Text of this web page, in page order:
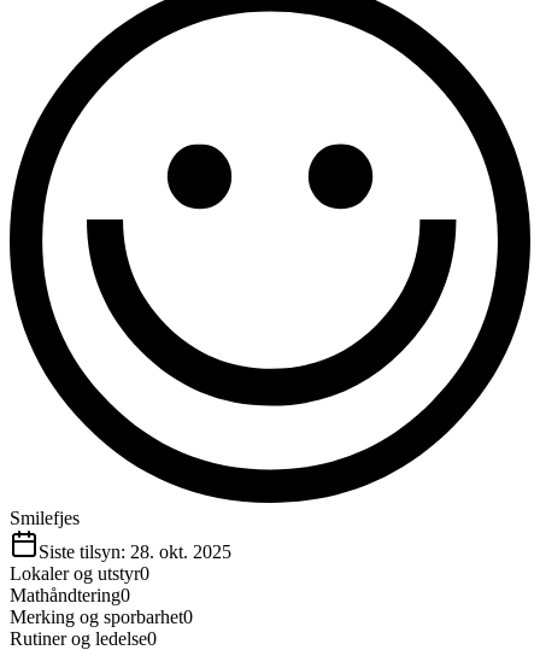
Smilefjes
Siste tilsyn: 28. okt. 2025
Lokaler og utstyr0
Mathåndtering0
Merking og sporbarhet0
Rutiner og ledelse0